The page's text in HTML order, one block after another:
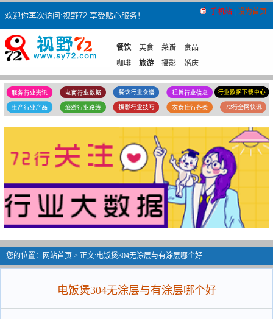
欢迎你再次访问:视野72 享受贴心服务！ 手机站 设为首页
餐饮 美食 菜谱
食品
咖啡
旅游 摄影 婚庆
维修维护 家电 汽车 办公
机械
租赁
租房 租车 空调租赁
空调维修 空调加氟
中介 房屋
留学
其它
登报 隔墙
您的位置： 网站首页 > 正文:电饭煲304无涂层与有涂层哪个好
电饭煲304无涂层与有涂层哪个好